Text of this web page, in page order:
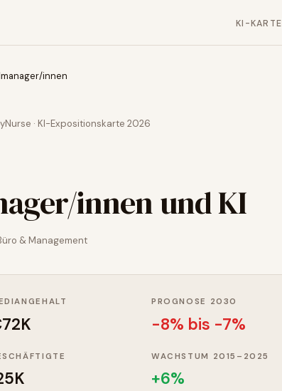
KI-KARTE
innen
· KI-Expositionskarte 2026
innenund KI
& Management
PROGNOSE 2030
-8% bis -7%
WACHSTUM 2015–2025
+6%